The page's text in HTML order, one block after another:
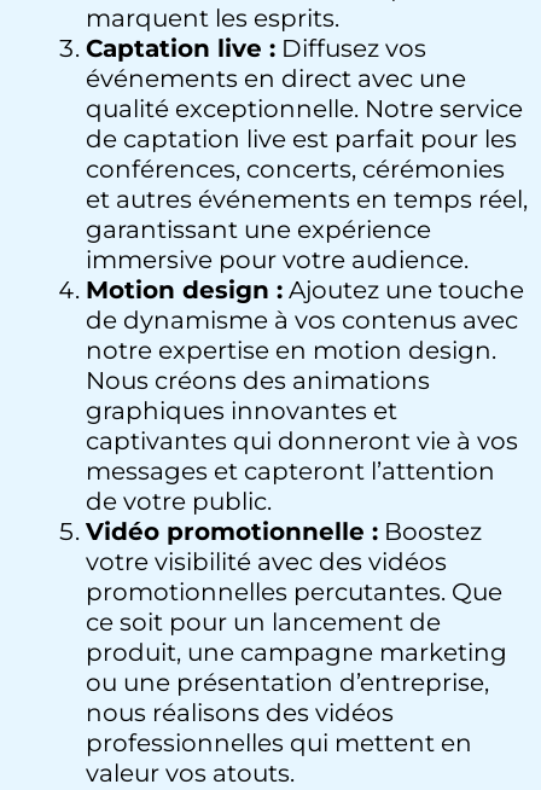
marquent les esprits.
Captation live :Diffusez vos
événements en direct avec une
qualité exceptionnelle. Notre service
de captation live est parfait pour les
conférences, concerts, cérémonies
et autres événements en temps réel,
garantissant une expérience
immersive pour votre audience.
Motion design :Ajoutez une touche
de dynamisme à vos contenus avec
notre expertise en motion design.
Nous créons des animations
graphiques innovantes et
captivantes qui donneront vie à vos
messages et capteront l’attention
de votre public.
Vidéo promotionnelle :Boostez
votre visibilité avec des vidéos
promotionnelles percutantes. Que
ce soit pour un lancement de
produit, une campagne marketing
ou une présentation d’entreprise,
nous réalisons des vidéos
professionnelles qui mettent en
valeur vos atouts.